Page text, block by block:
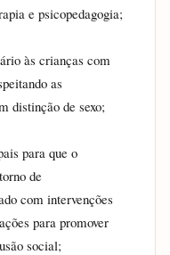
e psicopedagogia;
às crianças com
as
distinção de sexo;
para que o
de
com intervenções
para promover
social;